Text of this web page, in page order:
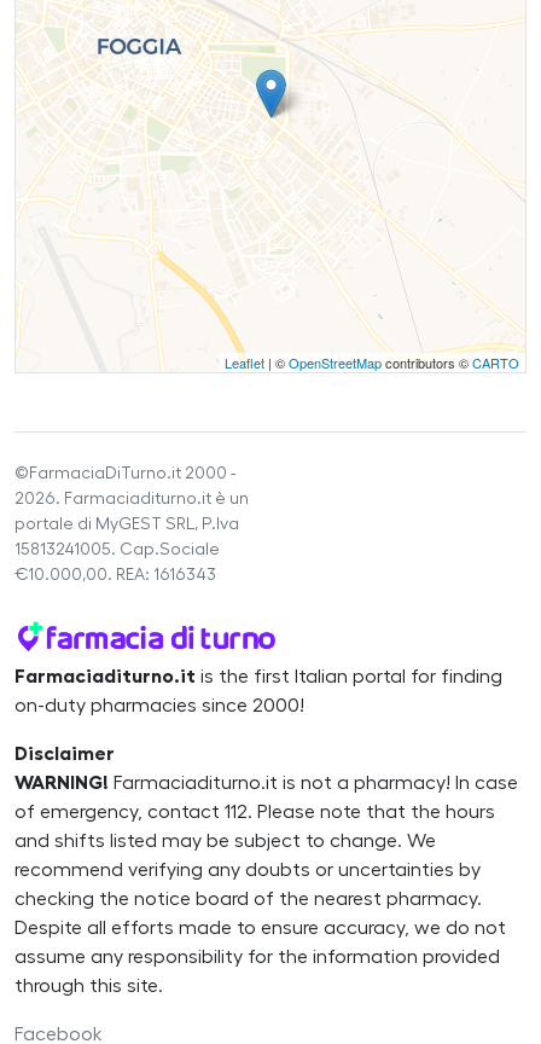
Leaflet | ©OpenStreetMapcontributors ©CARTO
©FarmaciaDiTurno.it 2000 -
2026. Farmaciaditurno.it è un
portale di MyGEST SRL, P.Iva
15813241005. Cap.Sociale
€10.000,00. REA: 1616343
Farmaciaditurno.it is the first Italian portal for finding
on-duty pharmacies since 2000!
Disclaimer
WARNING! Farmaciaditurno.it is not a pharmacy! In case
of emergency, contact 112. Please note that the hours
and shifts listed may be subject to change. We
recommend verifying any doubts or uncertainties by
checking the notice board of the nearest pharmacy.
Despite all efforts made to ensure accuracy, we do not
assume any responsibility for the information provided
through this site.
Facebook